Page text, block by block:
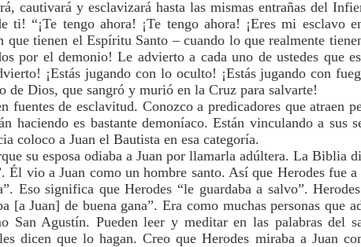
cautivará y esclavizará hasta las mismas entrañas del
ti! “¡Te tengo ahora! ¡Te tengo ahora! ¡Eres mi esclavo
tienen el Espíritu Santo – cuando lo que realmente
por el demonio! Le advierto a cada uno de ustedes que
¡Estás jugando con lo oculto! ¡Estás jugando con
de Dios, que sangró y murió en la Cruz para salvarte!
fuentes de esclavitud. Conozco a predicadores que atraen
haciendo es bastante demoníaco. Están vinculando a sus
coloco a Juan el Bautista en esa categoría.
su esposa odiaba a Juan por llamarla adúltera. La Biblia
Él vio a Juan como un hombre santo. Así que Herodes fue
Eso significa que Herodes “le guardaba a salvo”.
[a Juan] de buena gana”. Era como muchas personas que
San Agustín. Pueden leer y meditar en las palabras del
dicen que lo hagan. Creo que Herodes miraba a Juan